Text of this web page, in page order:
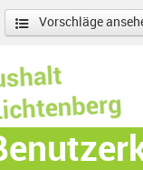
Vorschläge